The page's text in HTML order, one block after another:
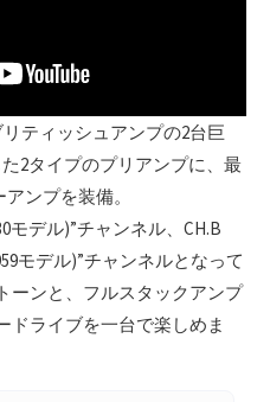
ティッシュアンプの2台巨
2タイプのプリアンプに、最
ンプを装備。
モデル)”チャンネル、CH.B
モデル)”チャンネルとなって
ーンと、フルスタックアンプ
ドライブを一台で楽しめま